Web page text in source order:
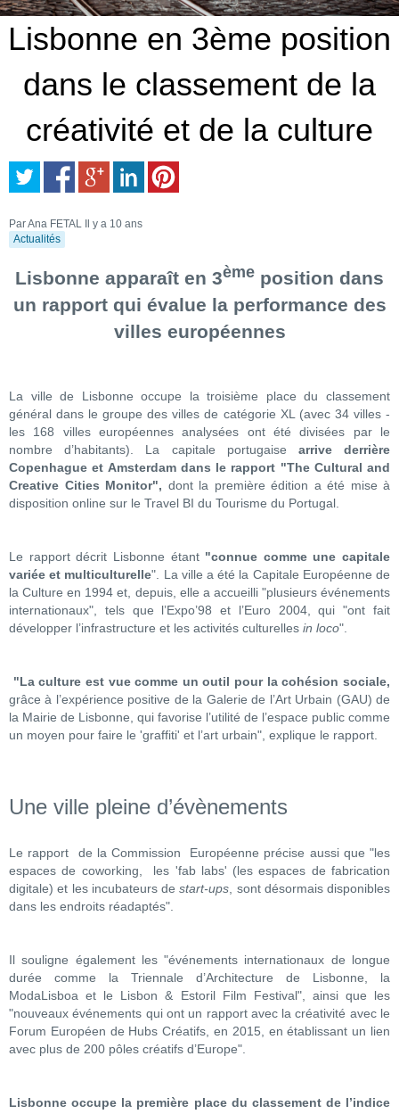
Lisbonne en 3ème position
dans le classement de la
créativité et de la culture
Par Ana FETAL
Il y a 10 ans
Actualités
Lisbonne apparaît en 3ème position dans
un rapport qui évalue la performance des
villes européennes
La ville de Lisbonne occupe la troisième place du classement
général dans le groupe des villes de catégorie XL (avec 34 villes -
les 168 villes européennes analysées ont été divisées par le
nombre d’habitants). La capitale portugaise arrive derrière
Copenhague et Amsterdam dans le rapport "The Cultural and
Creative Cities Monitor", dont la première édition a été mise à
disposition online sur le Travel BI du Tourisme du Portugal.
Le rapport décrit Lisbonne étant "connue comme une capitale
variée et multiculturelle". La ville a été la Capitale Européenne de
la Culture en 1994 et, depuis, elle a accueilli "plusieurs événements
internationaux", tels que l’Expo’98 et l’Euro 2004, qui "ont fait
développer l’infrastructure et les activités culturelles in loco".
"La culture est vue comme un outil pour la cohésion sociale,
grâce à l’expérience positive de la Galerie de l’Art Urbain (GAU) de
la Mairie de Lisbonne, qui favorise l’utilité de l’espace public comme
un moyen pour faire le 'graffiti' et l’art urbain", explique le rapport.
Une ville pleine d’évènements
Le rapport de la Commission Européenne précise aussi que "les
espaces de coworking, les 'fab labs' (les espaces de fabrication
digitale) et les incubateurs destart-ups, sont désormais disponibles
dans les endroits réadaptés".
Il souligne également les "événements internationaux de longue
durée comme la Triennale d’Architecture de Lisbonne, la
ModaLisboa et le Lisbon & Estoril Film Festival", ainsi que les
"nouveaux événements qui ont un rapport avec la créativité avec le
Forum Européen de Hubs Créatifs, en 2015, en établissant un lien
avec plus de 200 pôles créatifs d’Europe".
Lisbonne occupe la première place du classement de l’indice